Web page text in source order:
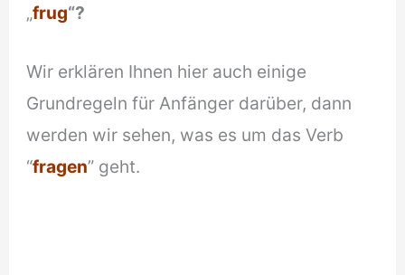
„frug“?
Wir erklären Ihnen hier auch einige
Grundregeln für Anfänger darüber, dann
werden wir sehen, was es um das Verb
“fragen” geht.